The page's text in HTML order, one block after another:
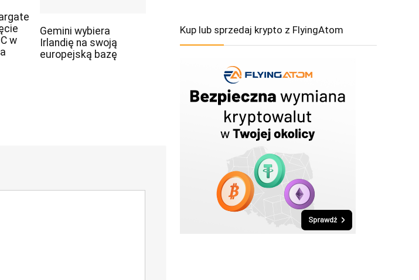
w
Gemini wybiera
Irlandię na swoją
europejską bazę
Kup lub sprzedaj krypto z FlyingAtom